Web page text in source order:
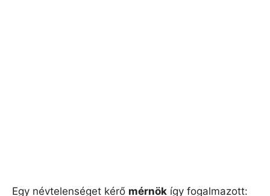
Egy névtelenséget kérő mérnök így fogalmazott: